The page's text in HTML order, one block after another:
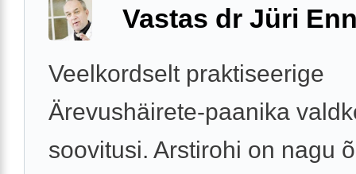
Vastas dr Jüri
Veelkordselt praktiseerige
Ärevushäirete-paanika
soovitusi. Arstirohi on nagu